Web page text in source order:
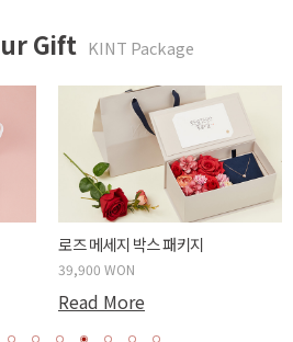
Gift KINT Package
로즈 메세지 박스 패키지
39,900 WON
Read More